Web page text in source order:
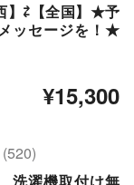
】⇄【全国】★予
ッセージを！★
¥15,300
(520)